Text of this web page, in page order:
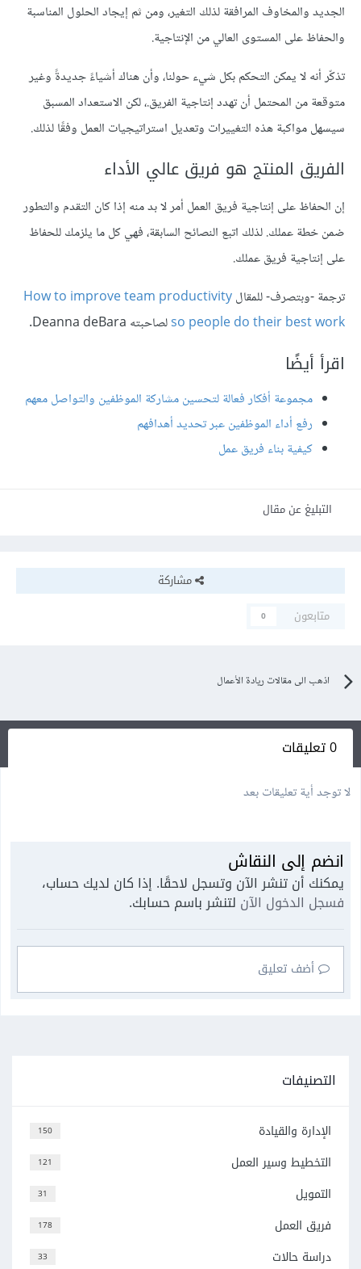
الجديد والمخاوف المرافقة لذلك التغير، ومن ثم إيجاد الحلول المناسبة
والحفاظ على المستوى العالي من الإنتاجية.
تذكّر أنه لا يمكن التحكم بكل شيء حولنا، وأن هناك أشياءً جديدةً وغير
متوقعة من المحتمل أن تهدد إنتاجية الفريق.، لكن الاستعداد المسبق
سيسهل مواكبة هذه التغييرات وتعديل استراتيجيات العمل وفقًا لذلك.
الفريق المنتج هو فريق عالي الأداء
إن الحفاظ على إنتاجية فريق العمل أمر لا بد منه إذا كان التقدم والتطور
ضمن خطة عملك. لذلك اتبع النصائح السابقة، فهي كل ما يلزمك للحفاظ
على إنتاجية فريق عملك.
ترجمة -وبتصرف- للمقالHow to improve team productivity
so people do their best workلصاحبته Deanna deBara.
اقرأ أيضًا
مجموعة أفكار فعالة لتحسين مشاركة الموظفين والتواصل معهم
رفع أداء الموظفين عبر تحديد أهدافهم
كيفية بناء فريق عمل
التبليغ عن مقال
مشاركة
متابعون
0
اذهب الى مقالات ريادة الأعمال
0 تعليقات
لا توجد أية تعليقات بعد
انضم إلى النقاش
يمكنك أن تنشر الآن وتسجل لاحقًا. إذا كان لديك حساب،
فسجل الدخول الآن لتنشر باسم حسابك.
أضف تعليق
التصنيفات
150 الإدارة والقيادة
121 التخطيط وسير العمل
31 التمويل
178 فريق العمل
33 دراسة حالات